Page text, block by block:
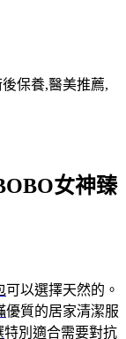
保養,醫美推薦,
女神臻
可以選擇天然的。
優質的居家清潔服
特別適合需要對抗